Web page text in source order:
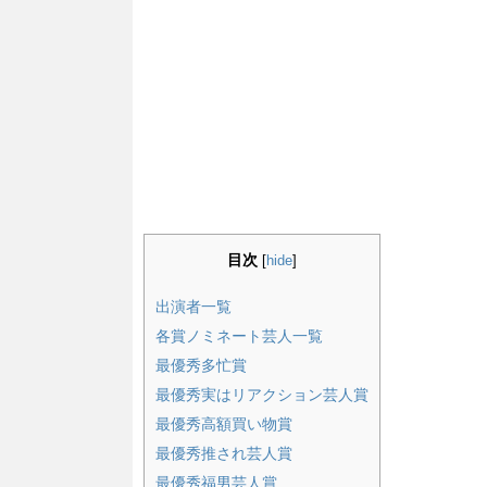
目次 [hide]
出演者一覧
各賞ノミネート芸人一覧
最優秀多忙賞
最優秀実はリアクション芸人賞
最優秀高額買い物賞
最優秀推され芸人賞
最優秀福男芸人賞